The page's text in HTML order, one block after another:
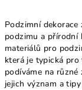
Podzimní
podzimu a přírodní
materiálů pro
která je typická
podíváme na
jejich význam a